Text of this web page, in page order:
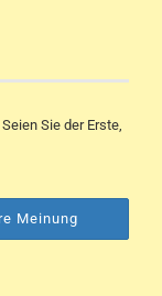
Sie der Erste,
Meinung